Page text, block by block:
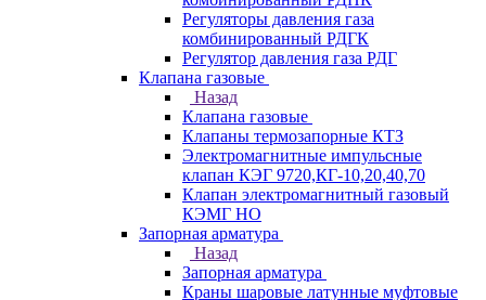
Регуляторы давления газа
комбинированный РДГК
Регулятор давления газа РДГ
Клапана газовые
Назад
Клапана газовые
Клапаны термозапорные КТЗ
Электромагнитные импульсные
клапан КЭГ 9720,КГ-10,20,40,70
Клапан электромагнитный газовый
КЭМГ НО
Запорная арматура
Назад
Запорная арматура
Краны шаровые латунные муфтовые